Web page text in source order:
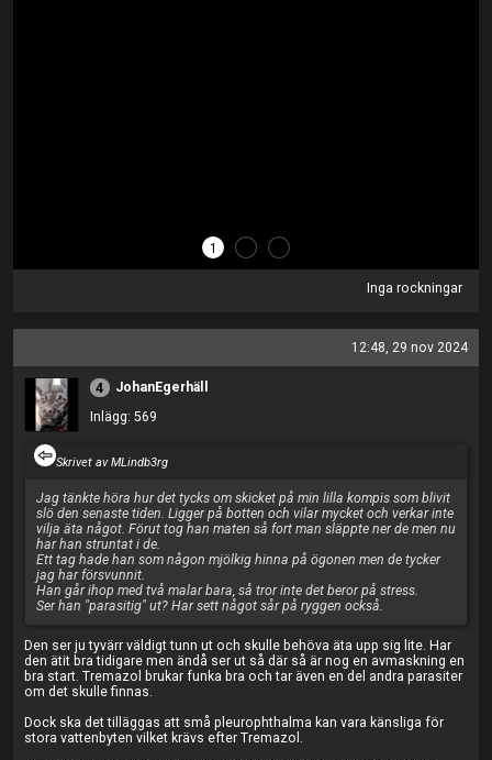
1
Inga rockningar
12:48, 29 nov 2024
4
JohanEgerhäll
Inlägg: 569
Skrivet av MLindb3rg
Jag tänkte höra hur det tycks om skicket på min lilla kompis som blivit
slö den senaste tiden. Ligger på botten och vilar mycket och verkar inte
vilja äta något. Förut tog han maten så fort man släppte ner de men nu
har han struntat i de.
Ett tag hade han som någon mjölkig hinna på ögonen men de tycker
jag har försvunnit.
Han går ihop med två malar bara, så tror inte det beror på stress.
Ser han "parasitig" ut? Har sett något sår på ryggen också.
Den ser ju tyvärr väldigt tunn ut och skulle behöva äta upp sig lite. Har
den ätit bra tidigare men ändå ser ut så där så är nog en avmaskning en
bra start. Tremazol brukar funka bra och tar även en del andra parasiter
om det skulle finnas.
Dock ska det tilläggas att små pleurophthalma kan vara känsliga för
stora vattenbyten vilket krävs efter Tremazol.